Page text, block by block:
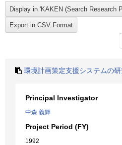
環境計画策定支援システムの
Principal Investigator
中森 義輝
Project Period (FY)
1992